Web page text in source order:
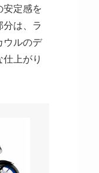
安定感を
は、ラ
ウルのデ
上がり